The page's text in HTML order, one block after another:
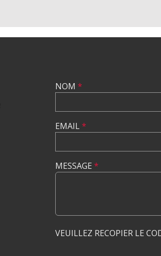
NOM *
EMAIL*
MESSAGE *
VEUILLEZ RECOPIER LE